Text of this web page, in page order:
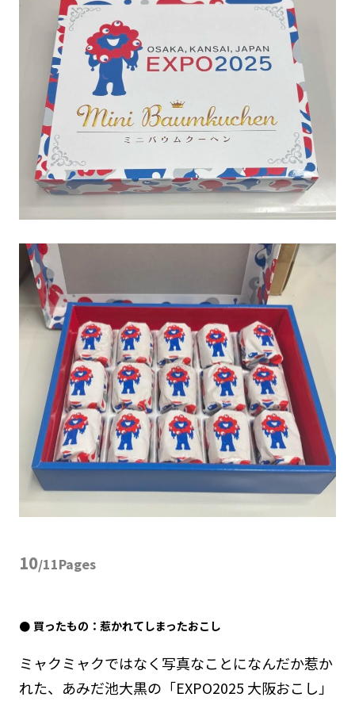
10/11Pages
買ったもの：惹かれてしまったおこし
ミャクミャクではなく写真なことになんだか惹か
れた、あみだ池大黒の「EXPO2025 大阪おこし」